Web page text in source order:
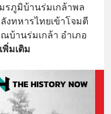
รภูมิบ้านร่มเกล้าพล
งทหารไทยเข้าโจมตี
บ้านร่มเกล้า อำเภอ
พิ่มเติม